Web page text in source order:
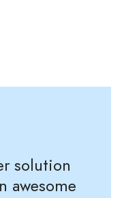
solution
awesome